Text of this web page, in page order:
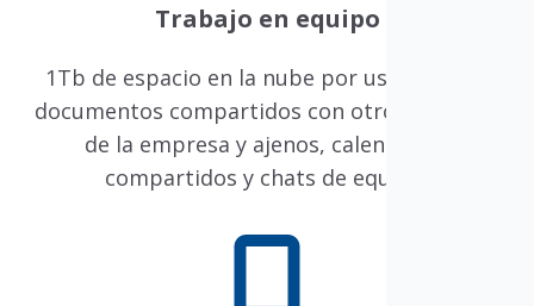
Trabajo en equipo
1Tb de espacio en la nube por usuario, con
documentos compartidos con otros usuarios
de la empresa y ajenos, calendarios
compartidos y chats de equipo.